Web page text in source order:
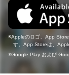
Appleのロゴ、App
す。App Storeは、
Google Play および